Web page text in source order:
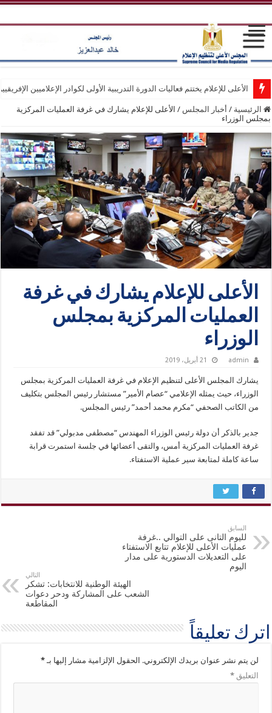
الأعلى للإعلام يختتم فعاليات الدورة التدريبية الأولى لكوادر الإعلاميين
الرئيسية / أخبار المجلس / الأعلى للإعلام يشارك في غرفة العمليات المركزية
بمجلس الوزراء
الأعلى للإعلام يشارك في غرفة
العمليات المركزية بمجلس
الوزراء
admin 21 أبريل، 2019
يشارك المجلس الأعلى لتنظيم الإعلام في غرفة العمليات المركزية بمجلس
الوزراء، حيث يمثله الإعلامي “عصام الأمير” مستشار رئيس المجلس بتكليف
من الكاتب الصحفي “مكرم محمد أحمد” رئيس المجلس.
جدير بالذكر أن دولة رئيس الوزراء المهندس “مصطفى مدبولي” قد تفقد
غرفة العمليات المركزية أمس، والتقى أعضائها في جلسة استمرت قرابة
ساعة كاملة لمتابعة سير عملية الاستفتاء.
السابق
لليوم التانى على التوالي ..غرفة
عمليات الأعلى للإعلام تتابع الاستفتاء
على التعديلات الدستورية على مدار
اليوم
التالي
الهيئة الوطنية للانتخابات: تشكر
الشعب على المشاركة ودحر دعوات
المقاطعة
اترك تعليقاً
لن يتم نشر عنوان بريدك الإلكتروني. الحقول الإلزامية مشار إليها بـ*
التعليق*